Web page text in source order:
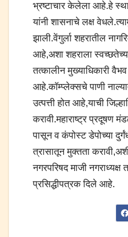
भ्रष्टाचार केलेला आहे.हे
यांनी शासनाचे लक्ष
झाली.वेंगुर्ला शहरातील
आहे,अशा शहराला
तत्कालीन मुख्याधिकारी
आहे.कॉम्प्लेक्सचे पाणी
उत्पत्ती होत आहे,याची
करावी.महाराष्ट्र प्रदूषण
पासून व कंपोस्ट डेपोच्या
त्रासातून मुक्तता
नगरपरिषद माजी
प्रसिद्धीपत्रक दिले आहे.